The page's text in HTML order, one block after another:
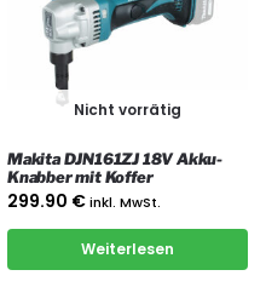
Nicht vorrätig
Makita DJN161ZJ 18V Akku-
Knabber mit Koffer
299.90 €inkl. MwSt.
Weiterlesen